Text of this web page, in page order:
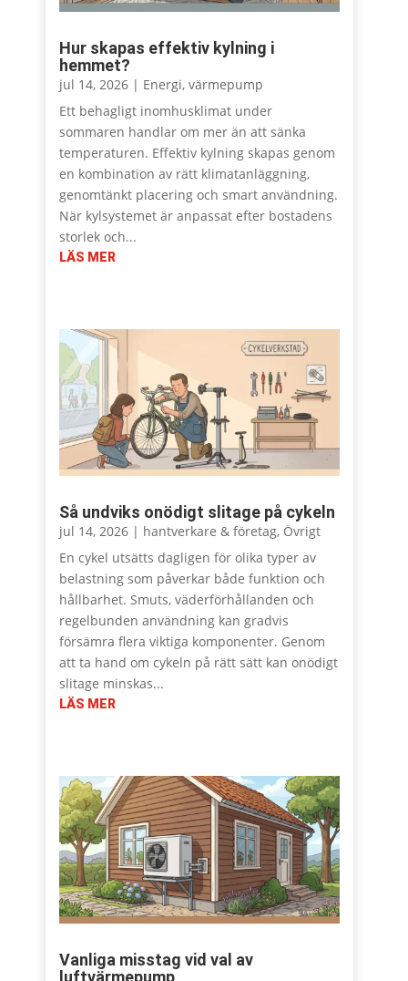
Hur skapas effektiv kylning i
hemmet?
jul 14, 2026| Energi, värmepump
Ett behagligt inomhusklimat under
sommaren handlar om mer än att sänka
temperaturen. Effektiv kylning skapas genom
en kombination av rätt klimatanläggning,
genomtänkt placering och smart användning.
När kylsystemet är anpassat efter bostadens
storlek och...
LÄS MER
Så undviks onödigt slitage på cykeln
jul 14, 2026| hantverkare & företag, Övrigt
En cykel utsätts dagligen för olika typer av
belastning som påverkar både funktion och
hållbarhet. Smuts, väderförhållanden och
regelbunden användning kan gradvis
försämra flera viktiga komponenter. Genom
att ta hand om cykeln på rätt sätt kan onödigt
slitage minskas...
LÄS MER
Vanliga misstag vid val av